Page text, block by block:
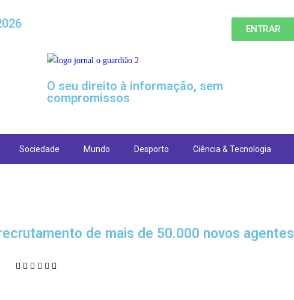
ENTRAR
O seu direito à informação, sem
compromissos
Sociedade Mundo Desporto Ciência & Tecnologia
de mais de 50.000 novos agentes